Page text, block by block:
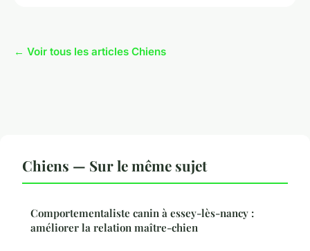
← Voir tous les articles Chiens
Chiens — Sur le même sujet
Comportementaliste canin à essey-lès-nancy :
améliorer la relation maître-chien